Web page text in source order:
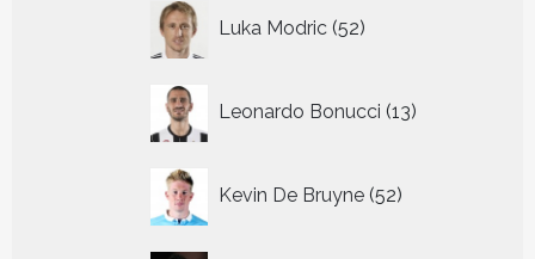
Luka Modric 52
producten
Leonardo Bonucci 13
producten
Kevin De Bruyne 52
producten